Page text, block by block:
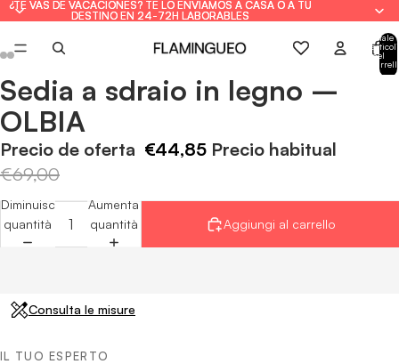
¿TE VAS DE VACACIONES? TE LO ENVIAMOS A CASA O A TU
DESTINO EN 24-72H LABORABLES
¿TE VAS DE VACACIONES? TE LO ENVIAMOS A CASA O A TU
DESTINO EN 24-72H LABORABLES
Totale
articoli
nel
Apri
immagine
a
schermo
Apri
immagine
a
schermo
Apri
immagine
a
schermo
Apri
immagine
a
schermo
Apri
immagine
a
schermo
Apri
immagine
a
schermo
Sedia a sdraio in legno –
OLBIA
Precio de oferta €44,85 Precio habitual
€69,00
Diminuisci
quantità
Aumenta
quantità
Aggiungi al carrello
Consulta le misure
IL TUO ESPERTO